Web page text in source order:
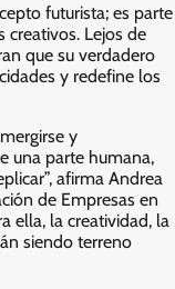
futurista; es parte
creativos. Lejos de
que su verdadero
y redefine los
y
una parte humana,
afirma Andrea
de Empresas en
ella, la creatividad, la
siendo terreno